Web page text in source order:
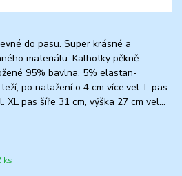
do pasu. Super krásné a
materiálu. Kalhotky pěkně
95% bavlna, 5% elastan-
po natažení o 4 cm více:vel. L pas
XL pas šíře 31 cm, výška 27 cm vel...
ks